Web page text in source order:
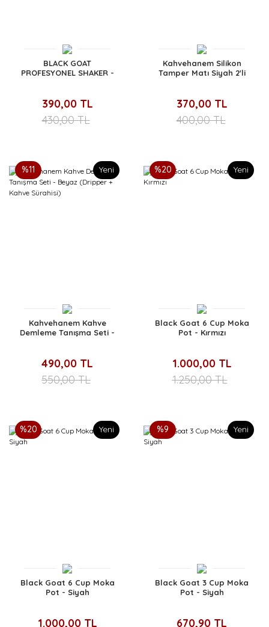
BLACK GOAT
PROFESYONEL SHAKER -
390,00 TL
430,00 TL
Kahvehanem Silikon
Tamper Matı Siyah 2'li
370,00 TL
400,00 TL
Yeni
Kahvehanem Kahve
Demleme Tanışma Seti -
%11
490,00 TL
550,00 TL
Yeni
Black Goat 6 Cup Moka
Pot - Kırmızı
%20
1.000,00 TL
1.250,00 TL
Yeni
Black Goat 6 Cup Moka
Pot - Siyah
%20
1.000,00 TL
Yeni
Black Goat 3 Cup Moka
Pot - Siyah
%9
670,90 TL